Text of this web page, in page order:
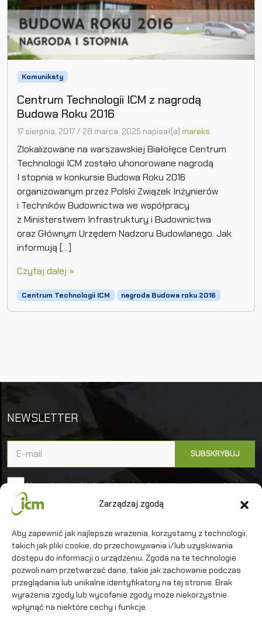
Zarządzaj zgodą
Aby zapewnić jak najlepsze wrażenia, korzystamy z technologii,
takich jak pliki cookie, do przechowywania i/lub uzyskiwania
dostępu do informacji o urządzeniu. Zgoda na te technologie
pozwoli nam przetwarzać dane, takie jak zachowanie podczas
przeglądania lub unikalne identyfikatory na tej stronie. Brak
wyrażenia zgody lub wycofanie zgody może niekorzystnie
wpłynąć na niektóre cechy i funkcje.
Komunikaty
Centrum Technologii ICM z nagrodą
Budowa Roku 2016
17 sierpnia, 2017/ 28 marca, 2025 napisał(a) mareks
Zlokalizowane na warszawskiej Białołęce Centrum
Technologii ICM zostało uhonorowane nagrodą
I stopnia w konkursie Budowa Roku 2016
organizowanym przez Polski Związek Inżynierów
i Techników Budownictwa we współpracy
z Ministerstwem Infrastruktury i Budownictwa
oraz Głównym Urzędem Nadzoru Budowlanego. Jak
informują […]
Czytaj dalej »
Centrum Technologii ICM nagroda Budowa roku 2016
NEWSLETTER
Akceptuję politykę prywatności
Uniwersytet Warszawski
Interdyscyplinarne Centrum Modelowania
Matematycznego i Komputerowego